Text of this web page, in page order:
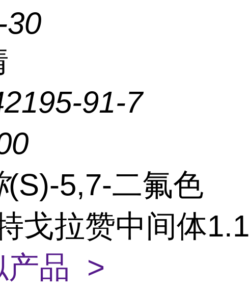
30
91-7
(S)-5,7-二氟色
戈拉赞中间体1.1
产品 >